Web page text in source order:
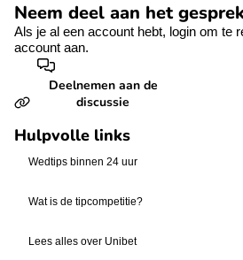
Neem deel aan het
Als je al een account hebt, login om te
account aan.
Deelnemen aan de
discussie
Hulpvolle links
Wedtips binnen 24 uur
Wat is de tipcompetitie?
Lees alles over Unibet